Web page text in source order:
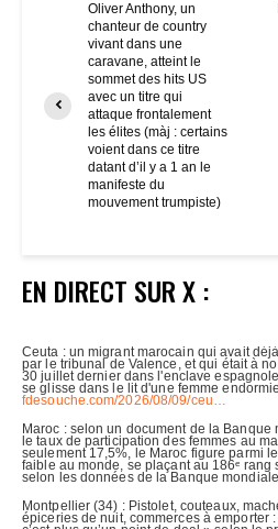
Oliver Anthony, un
chanteur de country
vivant dans une
caravane, atteint le
sommet des hits US
avec un titre qui
attaque frontalement
les élites (màj : certains
voient dans ce titre
datant d’il y a 1 an le
manifeste du
mouvement trumpiste)
EN DIRECT SUR X :